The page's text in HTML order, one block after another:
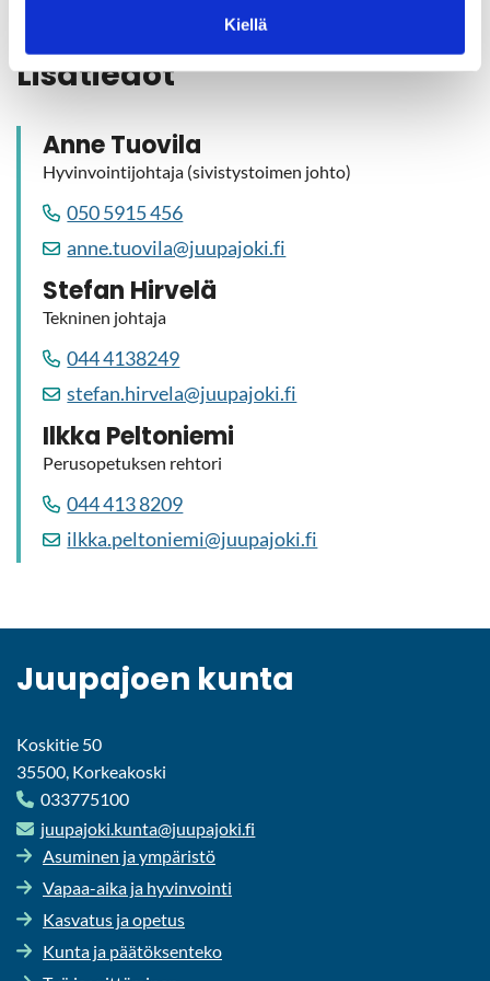
Kiellä
Li­sä­tie­dot
Anne Tuo­vi­la
Hy­vin­voin­ti­joh­ta­ja (si­vis­tys­toi­men johto)
050 5915 456
anne.tuo­vi­la@juu­pa­jo­ki.fi
Ste­fan Hir­ve­lä
Tek­ni­nen joh­ta­ja
044 4138249
ste­fan.hir­ve­la@juu­pa­jo­ki.fi
Ilkka Pel­to­nie­mi
Pe­rus­o­pe­tuk­sen reh­to­ri
044 413 8209
ilkka.pel­to­nie­mi@juu­pa­jo­ki.fi
Juu­pa­joen kunta
Koskitie 50
35500, Korkeakoski
033775100
juu­pa­jo­ki.kunta@juu­pa­jo­ki.fi
Asu­mi­nen ja ym­pä­ris­tö
Vapaa-​aika ja hy­vin­voin­ti
Kas­va­tus ja ope­tus
Kunta ja pää­tök­sen­te­ko